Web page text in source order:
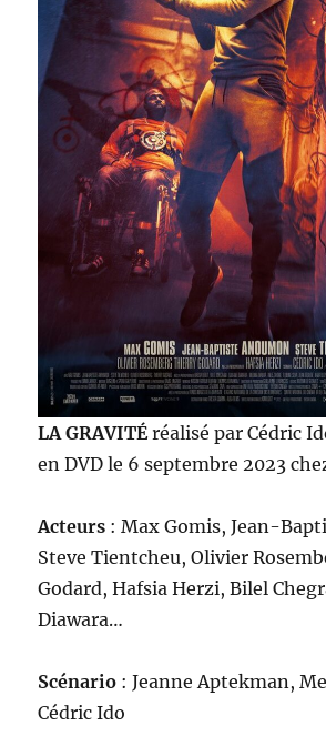
LA GRAVITÉréalisé par Cédric
en DVD le 6 septembre 2023
Acteurs : Max Gomis, Jean-
Steve Tientcheu, Olivier
Godard, Hafsia Herzi, Bilel
Diawara…
Scénario : Jeanne Aptekman,
Cédric Ido